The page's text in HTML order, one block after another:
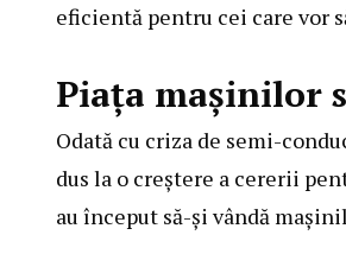
eficientă pentru cei care vor
Piața mașinilor
Odată cu criza de semi-
dus la o creștere a cererii
au început să-și vândă